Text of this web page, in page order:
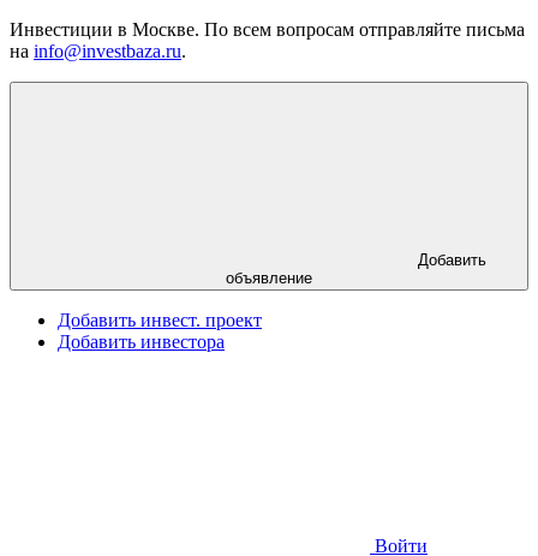
Инвестиции в Москве. По всем вопросам отправляйте письма
на info@investbaza.ru.
Добавить
объявление
Добавить инвест. проект
Добавить инвестора
Войти